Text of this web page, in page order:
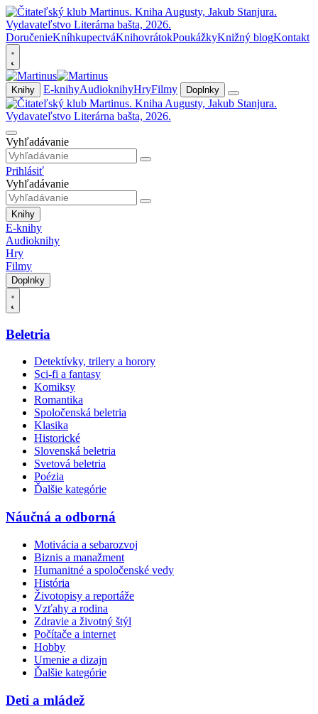
DoručenieKníhkupectváKnihovrátokPoukážkyKnižný blogKontakt
Knihy E-knihyAudioknihyHryFilmy Doplnky
Vyhľadávanie
Prihlásiť
Vyhľadávanie
Knihy
E-knihy
Audioknihy
Hry
Filmy
Doplnky
Beletria
Detektívky, trilery a horory
Sci-fi a fantasy
Komiksy
Romantika
Spoločenská beletria
Klasika
Historické
Slovenská beletria
Svetová beletria
Poézia
Ďalšie kategórie
Náučná a odborná
Motivácia a sebarozvoj
Biznis a manažment
Humanitné a spoločenské vedy
História
Životopisy a reportáže
Vzťahy a rodina
Zdravie a životný štýl
Počítače a internet
Hobby
Umenie a dizajn
Ďalšie kategórie
Deti a mládež